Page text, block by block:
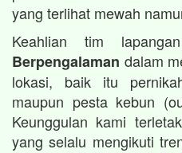
yang terlihat mewah
Keahlian tim
Berpengalaman dalam
lokasi, baik itu
maupun pesta kebun
Keunggulan kami
yang selalu mengikuti